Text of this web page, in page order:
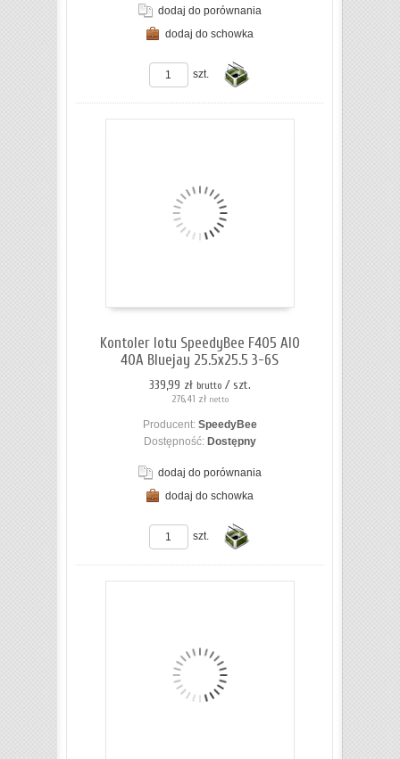
dodaj do porównania
dodaj do schowka
szt.
Kontoler lotu SpeedyBee F405 AIO
40A Bluejay 25.5x25.5 3-6S
339,99 zł brutto / szt.
276,41 zł netto
Producent: SpeedyBee
Dostępność: Dostępny
dodaj do porównania
dodaj do schowka
szt.